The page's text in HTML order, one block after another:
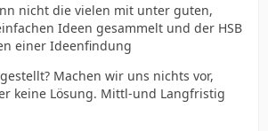
nicht die vielen mit unter guten,
Ideen gesammelt und der HSB
einer Ideenfindung
Machen wir uns nichts vor,
keine Lösung. Mittl-und Langfristig